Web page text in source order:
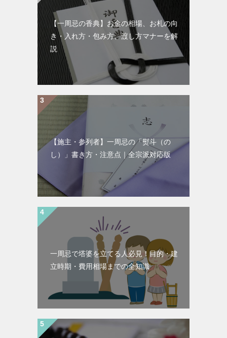
【一周忌の香典】お金の相場、お札の向
き・入れ方・包み方、渡し方マナーを解
説
【施主・参列者】一周忌の「熨斗（の
し）」書き方・注意点｜全宗派対応版
一周忌で塔婆を立てる人必見！目的・建
立時期・費用相場までの全知識